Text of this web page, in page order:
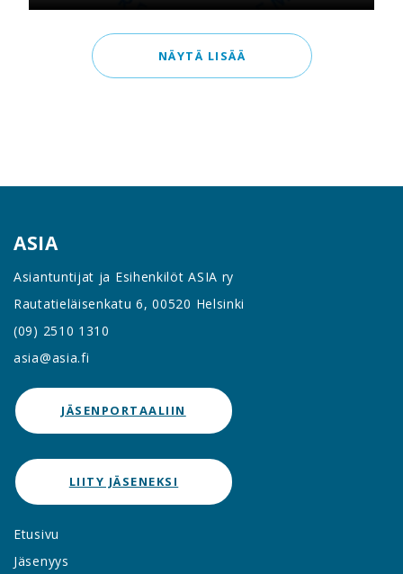
NÄYTÄ LISÄÄ
ASIA
Asiantuntijat ja Esihenkilöt ASIA ry
Rautatieläisenkatu 6, 00520 Helsinki
(09) 2510 1310
asia@asia.fi
JÄSENPORTAALIIN
LIITY JÄSENEKSI
Etusivu
Jäsenyys